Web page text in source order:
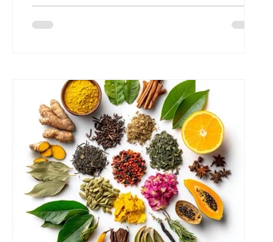
reicht weit zurück, bis ins alte Rom.
Dort soll der Priester Valentin
hatte. Seine Strafe war der Tod, sein
Vermächtnis die Idee, dass Liebe
stärker ist als jede Vorschrift.